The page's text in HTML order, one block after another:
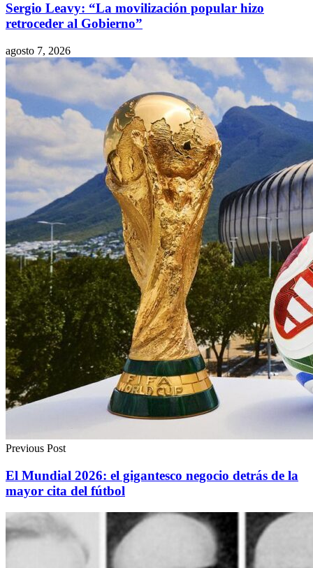
Sergio Leavy: “La movilización popular hizo
retroceder al Gobierno”
agosto 7, 2026
Previous Post
El Mundial 2026: el gigantesco negocio detrás de la
mayor cita del fútbol